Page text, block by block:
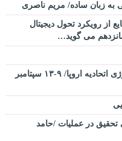
به زبان ساده/ مریم ناصری
از رویکرد تحول دیجیتال
یازدهمین کنفرانس منطق فازی و تکنولوژی اتحادیه اروپا/ ۹-۱۳ سپتامبر
تحقیق در عملیات /حامد